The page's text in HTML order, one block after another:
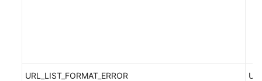
URL_LIST_FORMAT_ERROR